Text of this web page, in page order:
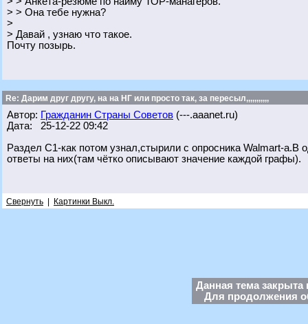
> > Она тебе нужна?
>
> Давай , узнаю что такое.
Почту позырь.
Re: Дарим друг другу, на на НГ или просто так, за пересыл,,,,,,,,,,,
Автор: Гражданин Страны Советов (---.aaanet.ru)
Дата: 25-12-22 09:42
Раздел С1-как потом узнал,стырили с опросника Walmart-а.В
ответы на них(там чётко описывают значение каждой графы).
Свернуть Картинки Выкл.
Данная тема закрыта
Для продолжения